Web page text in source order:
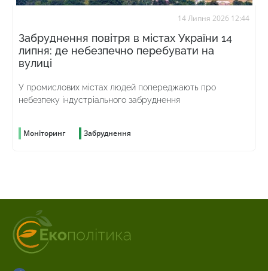
14 Липня 2026 12:44
Забруднення повітря в містах України 14
липня: де небезпечно перебувати на
вулиці
У промислових містах людей попереджають про
небезпеку індустріального забруднення
Моніторинг Забруднення